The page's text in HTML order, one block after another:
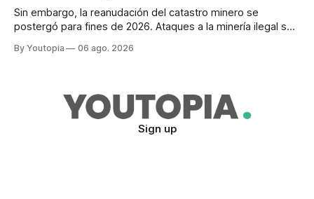
Sin embargo, la reanudación del catastro minero se
postergó para fines de 2026. Ataques a la minería ilegal se
By Youtopia 06 ago. 2026
Sign up